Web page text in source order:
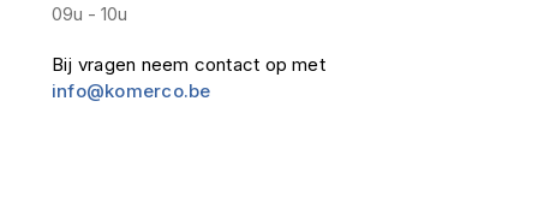
09u - 10u
Bij vragen neem contact op met
info@komerco.be